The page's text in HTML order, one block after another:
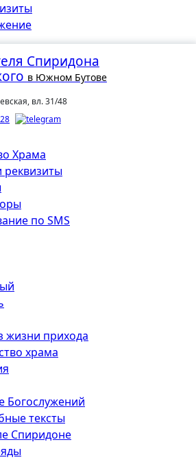
Спиридона
в Южном Бутове
вл. 31/48
Храма
реквизиты
по SMS
жизни прихода
храма
Богослужений
тексты
Спиридоне